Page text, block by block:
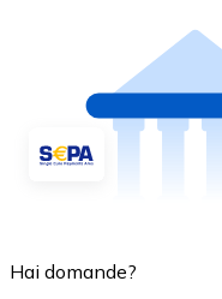
Hai domande?